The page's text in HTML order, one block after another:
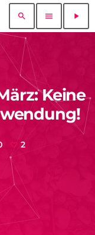
search menu play_arrow
Keine
2